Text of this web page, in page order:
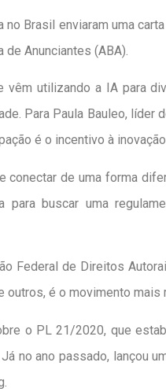
Brasil enviaram uma
Anunciantes (ABA).
utilizando a IA para
Para Paula Bauleo, líder
é o incentivo à
de uma forma
para buscar uma
Federal de Direitos
é o movimento mais
o PL 21/2020, que
no ano passado, lançou